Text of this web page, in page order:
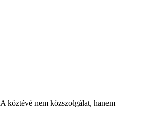
A köztévé nem közszolgálat, hanem